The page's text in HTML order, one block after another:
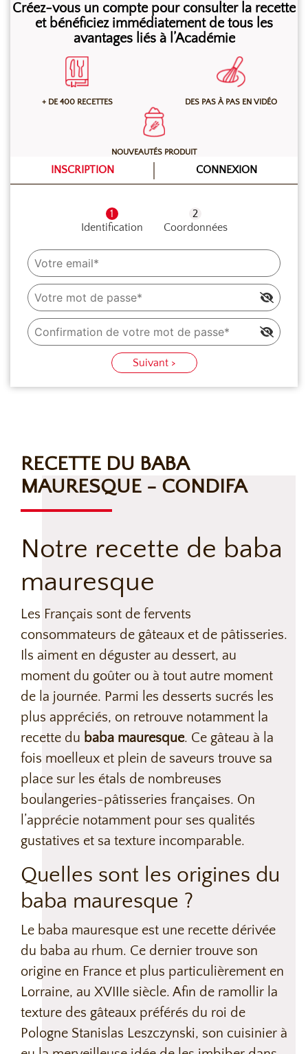
puis cuire environ 20 min à 180°C en four ventilé ou à
200°C en four à sole.
Créez-vous un compte pour consulter la recette
et bénéficiez immédiatement de tous les
avantages liés à l’Académie
+ DE 400 RECETTES DES PAS À PAS EN VIDÉO
NOUVEAUTÉS PRODUIT
INSCRIPTION CONNEXION
Identification Coordonnées
Suivant >
RECETTE DU BABA
MAURESQUE - CONDIFA
Notre recette de baba
mauresque
Les Français sont de fervents
consommateurs de gâteaux et de pâtisseries.
Ils aiment en déguster au dessert, au
moment du goûter ou à tout autre moment
de la journée. Parmi les desserts sucrés les
plus appréciés, on retrouve notamment la
recette du baba mauresque. Ce gâteau à la
fois moelleux et plein de saveurs trouve sa
place sur les étals de nombreuses
boulangeries-pâtisseries françaises. On
l’apprécie notamment pour ses qualités
gustatives et sa texture incomparable.
Quelles sont les origines du
baba mauresque ?
Le baba mauresque est une recette dérivée
du baba au rhum. Ce dernier trouve son
origine en France et plus particulièrement en
Lorraine, au XVIIIe siècle. Afin de ramollir la
texture des gâteaux préférés du roi de
Pologne Stanislas Leszczynski, son cuisinier à